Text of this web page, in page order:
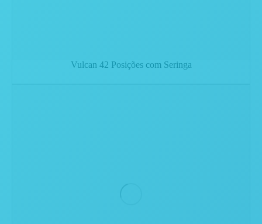
Vulcan 42 Posições com Seringa